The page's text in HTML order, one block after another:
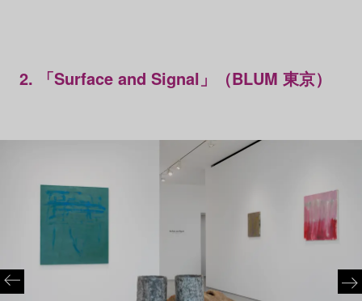
2. 「Surface and Signal」（BLUM 東京）